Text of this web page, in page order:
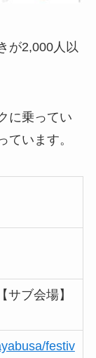
が2,000人以
に乗ってい
ています。
サブ会場】
festiv